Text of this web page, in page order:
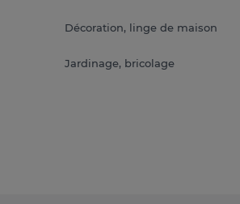
Décoration, linge de maison
Jardinage, bricolage